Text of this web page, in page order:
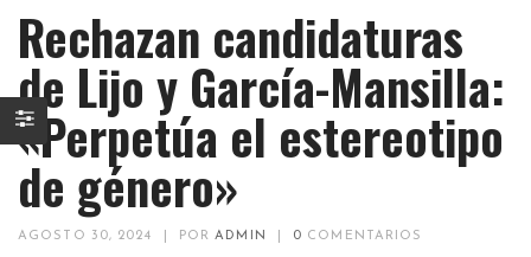
Rechazan candidaturas
de Lijo y García-Mansilla:
«Perpetúa el estereotipo
de género»
AGOSTO 30, 2024 PORADMIN 0 COMENTARIOS